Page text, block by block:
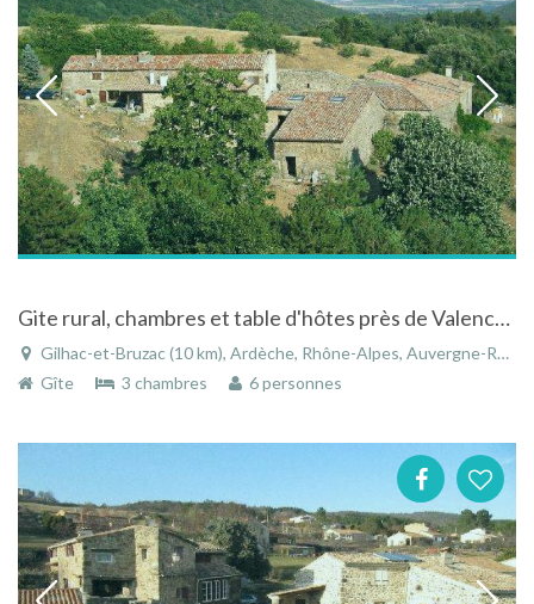
Gite rural, chambres et table d'hôtes près de Valence à Gilhac-et-Bruzac en Ardèche
Gilhac-et-Bruzac (10 km), Ardèche, Rhône-Alpes, Auvergne-Rhône-Alpes, France
Gîte
3 chambres 6 personnes